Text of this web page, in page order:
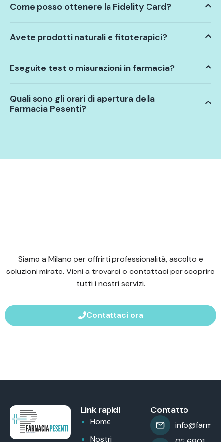
Come posso ottenere la Fidelity Card?
Avete prodotti naturali e fitoterapici?
Eseguite test o misurazioni in farmacia?
Quali sono gli orari di apertura della
Farmacia Pesenti?
Siamo a Milano per offrirti professionalità, ascolto e
soluzioni mirate. Vieni a trovarci o contattaci per scoprire
tutti i nostri servizi.
Contattaci ora
Link rapidi
Home
Nostri
Contatto